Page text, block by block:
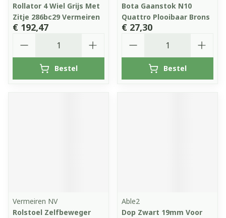
Rollator 4 Wiel Grijs Met
Zitje 286bc29 Vermeiren
€ 192,47
Bestel
Bota Gaanstok N10
Quattro Plooibaar Brons
€ 27,30
Bestel
Vermeiren NV
Rolstoel Zelfbeweger
Able2
Dop Zwart 19mm Voor